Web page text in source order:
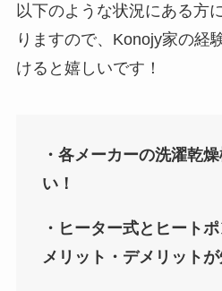
以下のような状況にある方
りますので、Konojy家の経
けると嬉しいです！
・各メーカーの洗濯乾
い！
・ヒーター式とヒート
メリット・デメリットが